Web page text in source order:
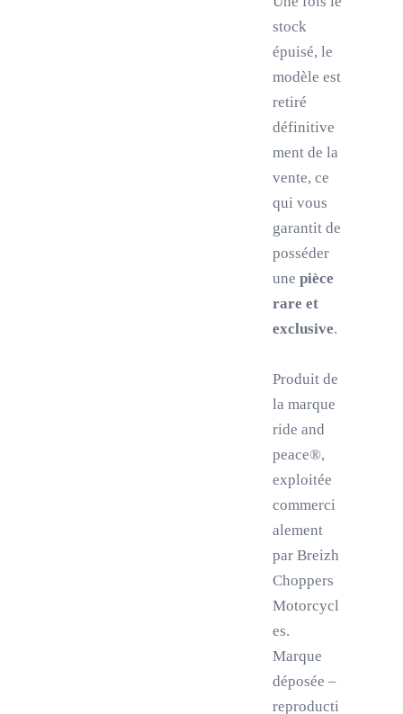
stock
épuisé, le
modèle est
retiré
définitive
ment de la
vente, ce
qui vous
garantit de
posséder
une pièce
rare et
exclusive.
Produit de
la marque
ride and
peace®,
exploitée
commerci
alement
par Breizh
Choppers
Motorcycl
es.
Marque
déposée –
reproducti